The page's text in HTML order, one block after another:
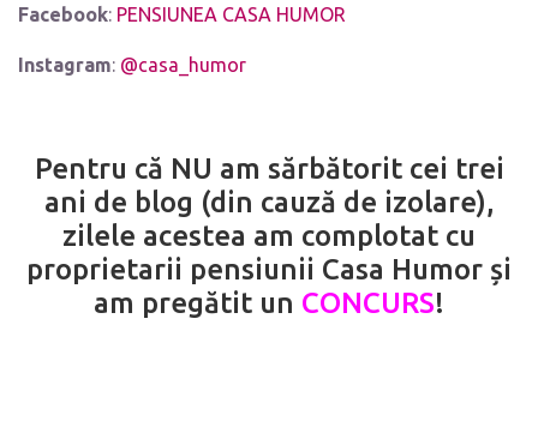
Facebook: PENSIUNEA CASA HUMOR
Instagram: @casa_humor
Pentru că NU am sărbătorit cei trei
ani de blog (din cauză de izolare),
zilele acestea am complotat cu
proprietarii pensiunii Casa Humor și
am pregătit un CONCURS!